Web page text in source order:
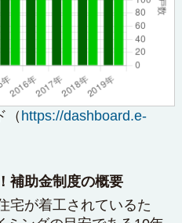
（ https://dashboard.e-
補助金制度の概要
宅が着工されているた